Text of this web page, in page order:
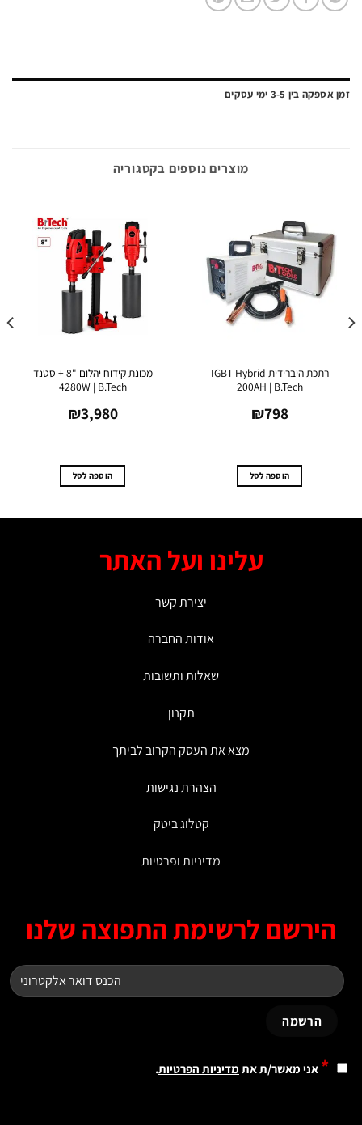
בין 3-5 ימי עסקים
מוצרים נוספים בקטגוריה
רתכת היברידית IGBT Hybrid
200AH | B.Tech
₪
הוספה לסל
מכונת קידוח יהלום "8 + סטנד
4280W | B.Tech
₪3,980
הוספה לסל
עלינו ועל האתר
יצירת קשר
אודות החברה
שאלות ותשובות
מצא את העסק הקרוב לביתך
הצהרת נגישות
קטלוג ביטק
מדיניות ופרטיות
לרשימת התפוצה שלנו
אני מאשר/ת אתמדיניות הפרטיות.